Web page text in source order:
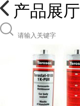
产品展厅